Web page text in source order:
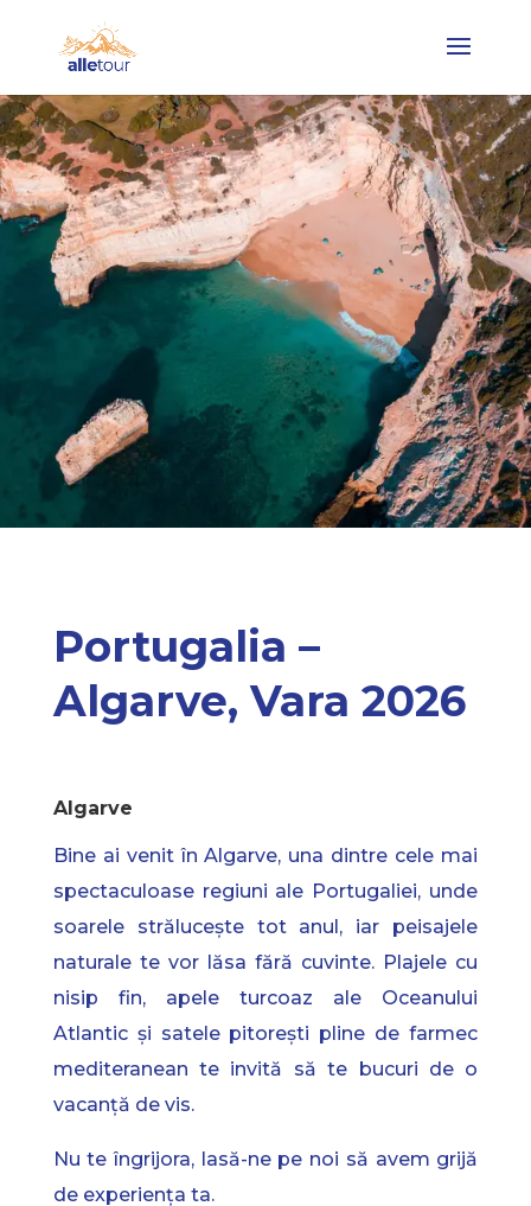
Portugalia –
Algarve, Vara 2026
Algarve
Bine ai venit în Algarve, una dintre cele mai
spectaculoase regiuni ale Portugaliei, unde
soarele strălucește tot anul, iar peisajele
naturale te vor lăsa fără cuvinte. Plajele cu
nisip fin, apele turcoaz ale Oceanului
Atlantic și satele pitorești pline de farmec
mediteranean te invită să te bucuri de o
vacanță de vis.
Nu te îngrijora, lasă-ne pe noi să avem grijă
de experiența ta.